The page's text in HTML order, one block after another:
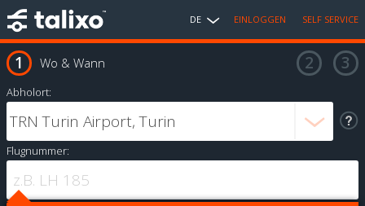
DE EINLOGGEN SELF SERVICE
Wo & Wann
Abholort:
Flugnummer: